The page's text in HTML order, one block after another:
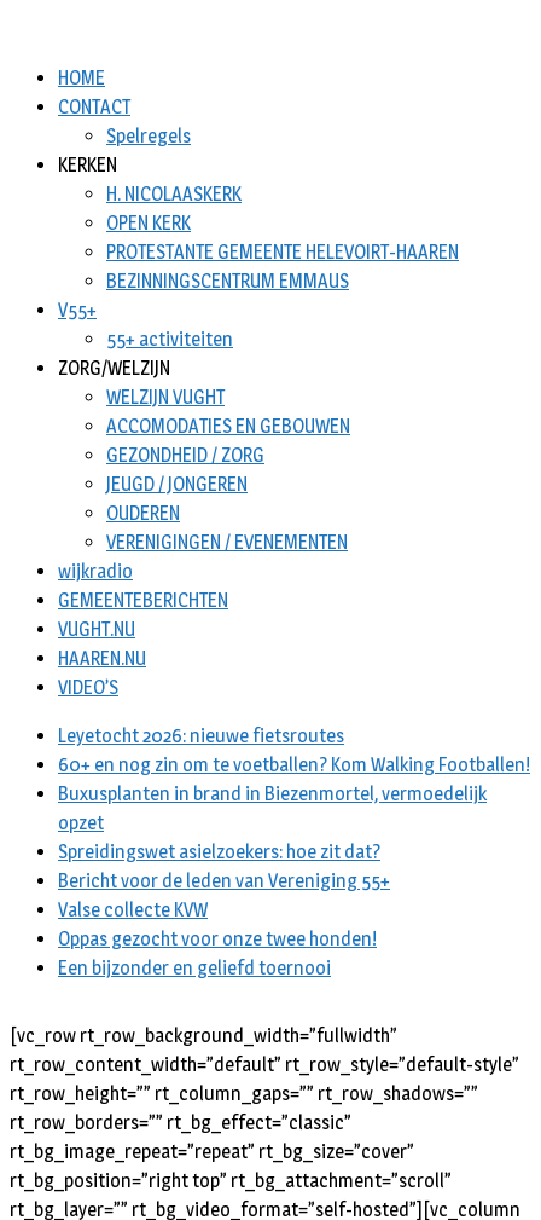
HOME
CONTACT
Spelregels
KERKEN
H. NICOLAASKERK
OPEN KERK
PROTESTANTE GEMEENTE HELEVOIRT-HAAREN
BEZINNINGSCENTRUM EMMAUS
V55+
55+ activiteiten
ZORG/WELZIJN
WELZIJN VUGHT
ACCOMODATIES EN GEBOUWEN
GEZONDHEID / ZORG
JEUGD / JONGEREN
OUDEREN
VERENIGINGEN / EVENEMENTEN
wijkradio
GEMEENTEBERICHTEN
VUGHT.NU
HAAREN.NU
VIDEO’S
Leyetocht 2026: nieuwe fietsroutes
60+ en nog zin om te voetballen? Kom Walking Footballen!
Buxusplanten in brand in Biezenmortel, vermoedelijk
opzet
Spreidingswet asielzoekers: hoe zit dat?
Bericht voor de leden van Vereniging 55+
Valse collecte KVW
Oppas gezocht voor onze twee honden!
Een bijzonder en geliefd toernooi
[vc_row rt_row_background_width=”fullwidth”
rt_row_content_width=”default” rt_row_style=”default-style”
rt_row_height=”” rt_column_gaps=”” rt_row_shadows=””
rt_row_borders=”” rt_bg_effect=”classic”
rt_bg_image_repeat=”repeat” rt_bg_size=”cover”
rt_bg_position=”right top” rt_bg_attachment=”scroll”
rt_bg_layer=”” rt_bg_video_format=”self-hosted”][vc_column